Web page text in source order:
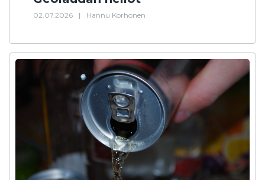
02.07.2026 | Hannu Korhonen